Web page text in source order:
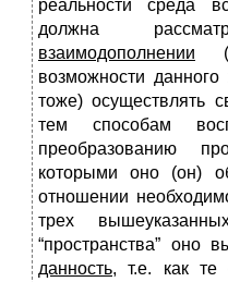
реальности среда
должна
взаимодополнении
возможности
тоже) осуществлять
тем способам
преобразованию
которыми оно (он)
отношении
трех
“пространства” оно
данность, т.е. как те